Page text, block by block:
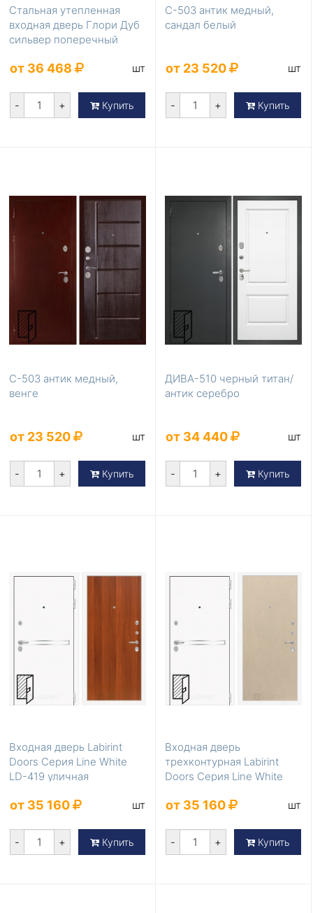
Стальная утепленная
входная дверь Глори Дуб
сильвер поперечный
от 36 468 шт
- + Купить
С-503 антик медный,
сандал белый
от 23 520 шт
- + Купить
С-503 антик медный,
венге
от 23 520 шт
- + Купить
ДИВА-510 черный титан/
антик серебро
от 34 440 шт
- + Купить
Входная дверь Labirint
Doors Серия Line White
LD-419 уличная
от 35 160 шт
- + Купить
Входная дверь
трехконтурная Labirint
Doors Серия Line White
от 35 160 шт
- + Купить